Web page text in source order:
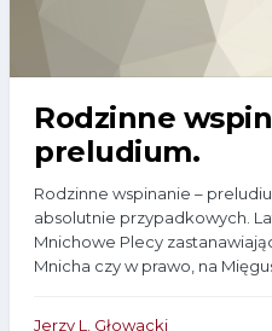
Rodzinne
preludium.
Rodzinne wspinanie –
absolutnie przypadkowych.
Mnichowe Plecy
Mnicha czy w prawo, na
Jerzy L. Głowacki